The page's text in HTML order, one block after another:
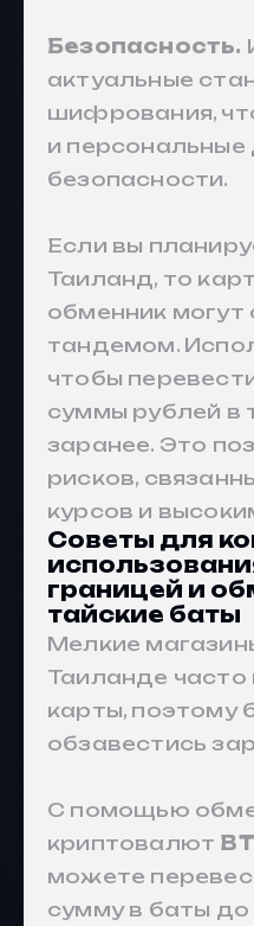
Безопасность.
актуальные
шифрования,
и
безопасности.
Если вы
Таиланд, то
обменник могут
тандемом.
чтобы
суммы рублей в
заранее. Это
рисков,
курсов и
Советы для
границей и
тайские баты
Мелкие
Таиланде
карты, поэтому
обзавестись
С помощью
криптовалют
можете
сумму в баты до